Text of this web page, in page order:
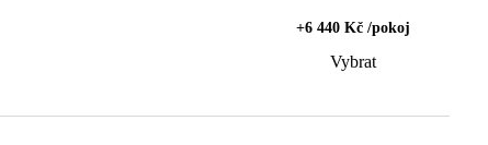
+6 440 Kč /pokoj
Vybrat